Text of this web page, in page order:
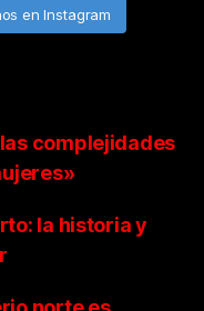
en Instagram
complejidades
la historia y